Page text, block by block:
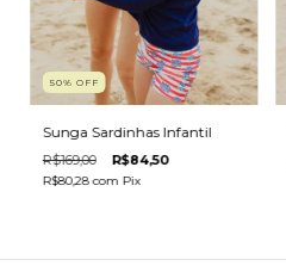
50% OFF
Sunga Sardinhas Infantil
R$169,00 R$84,50
R$80,28com Pix